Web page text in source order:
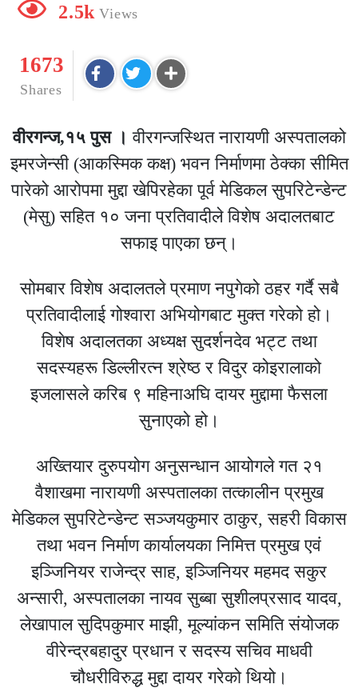
2.5k Views
1673
Shares
वीरगन्ज,१५ पुस । वीरगन्जस्थित नारायणी अस्पतालको
इमरजेन्सी (आकस्मिक कक्ष) भवन निर्माणमा ठेक्का सीमित
पारेको आरोपमा मुद्दा खेपिरहेका पूर्व मेडिकल सुपरिटेन्डेन्ट
(मेसु) सहित १० जना प्रतिवादीले विशेष अदालतबाट
सफाइ पाएका छन्।
सोमबार विशेष अदालतले प्रमाण नपुगेको ठहर गर्दै सबै
प्रतिवादीलाई गोश्वारा अभियोगबाट मुक्त गरेको हो।
विशेष अदालतका अध्यक्ष सुदर्शनदेव भट्ट तथा
सदस्यहरू डिल्लीरत्न श्रेष्ठ र विदुर कोइरालाको
इजलासले करिब ९ महिनाअघि दायर मुद्दामा फैसला
सुनाएको हो।
अख्तियार दुरुपयोग अनुसन्धान आयोगले गत २१
वैशाखमा नारायणी अस्पतालका तत्कालीन प्रमुख
मेडिकल सुपरिटेन्डेन्ट सञ्जयकुमार ठाकुर, सहरी विकास
तथा भवन निर्माण कार्यालयका निमित्त प्रमुख एवं
इञ्जिनियर राजेन्द्र साह, इञ्जिनियर महमद सकुर
अन्सारी, अस्पतालका नायव सुब्बा सुशीलप्रसाद यादव,
लेखापाल सुदिपकुमार माझी, मूल्यांकन समिति संयोजक
वीरेन्द्रबहादुर प्रधान र सदस्य सचिव माधवी
चौधरीविरुद्ध मुद्दा दायर गरेको थियो।